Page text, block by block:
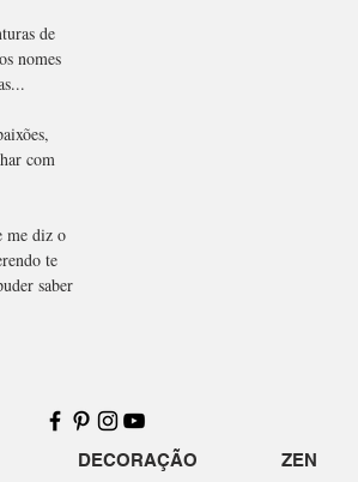
de
nomes
com
me diz o
te
saber
DECORAÇÃO ZEN